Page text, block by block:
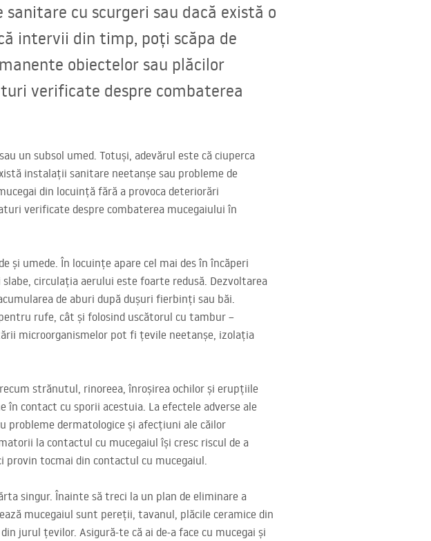
cu scurgeri sau dacă există o
intervii din timp, poți scăpa de
obiectelor sau plăcilor
verificate despre combaterea
un subsol umed. Totuși, adevărul este că ciuperca
instalații sanitare neetanșe sau probleme de
din locuință fără a provoca deteriorări
verificate despre combaterea mucegaiului în
și umede. În locuințe apare cel mai des în încăperi
circulația aerului este foarte redusă. Dezvoltarea
de aburi după dușuri fierbinți sau băi.
rufe, cât și folosind uscătorul cu tambur –
microorganismelor pot fi țevile neetanșe, izolația
strănutul, rinoreea, înroșirea ochilor și erupțiile
contact cu sporii acestuia. La efectele adverse ale
probleme dermatologice și afecțiuni ale căilor
la contactul cu mucegaiul își cresc riscul de a
provin tocmai din contactul cu mucegaiul.
singur. Înainte să treci la un plan de eliminare a
mucegaiul sunt pereții, tavanul, plăcile ceramice din
jurul țevilor. Asigură-te că ai de-a face cu mucegai și